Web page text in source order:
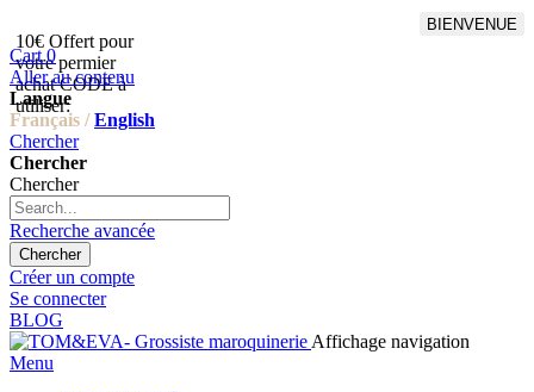
10€ Offert pour
votre permier
achat CODE à
utiliser:
BIENVENUE
Cart 0
Aller au contenu
Langue
Français / English
Chercher
Chercher
Chercher
Recherche avancée
Chercher
Créer un compte
Se connecter
BLOG
Affichage navigation
Menu